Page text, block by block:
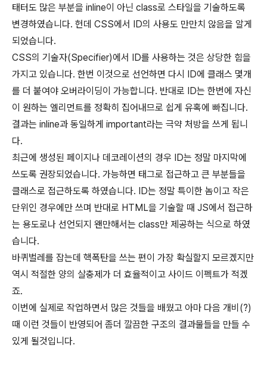
태터도 많은 부분을 inline이 아닌 class로 스타일을 기술하도록
변경하였습니다. 헌데 CSS에서 ID의 사용도 만만치 않음을 알게
되었습니다.
CSS의 기술자(Specifier)에서 ID를 사용하는 것은 상당한 힘을
가지고 있습니다. 한번 이것으로 선언하면 다시 ID에 클래스 몇개
를 더 붙여야 오버라이딩이 가능합니다. 반대로 ID는 한번에 자신
이 원하는 엘리먼트를 정확히 집어내므로 쉽게 유혹에 빠집니다.
결과는 inline과 동일하게 important라는 극약 처방을 쓰게 됩니
다.
최근에 생성된 페이지나 데코레이션의 경우 ID는 정말 마지막에
쓰도록 권장되었습니다. 가능하면 태그로 접근하고 큰 부분들을
클래스로 접근하도록 하였습니다. ID는 정말 특이한 놈이고 작은
단위인 경우에만 쓰며 반대로 HTML을 기술할 때 JS에서 접근하
는 용도로나 선언되지 왠만해서는 class만 제공하는 식으로 하였
습니다.
바퀴벌레를 잡는데 핵폭탄을 쓰는 편이 가장 확실할지 모르겠지만
역시 적절한 양의 살충제가 더 효율적이고 사이드 이펙트가 적겠
죠.
이번에 실제로 작업하면서 많은 것들을 배웠고 아마 다음 개비(?)
때 이런 것들이 반영되어 좀더 깔끔한 구조의 결과물들을 만들 수
있게 될것입니다.